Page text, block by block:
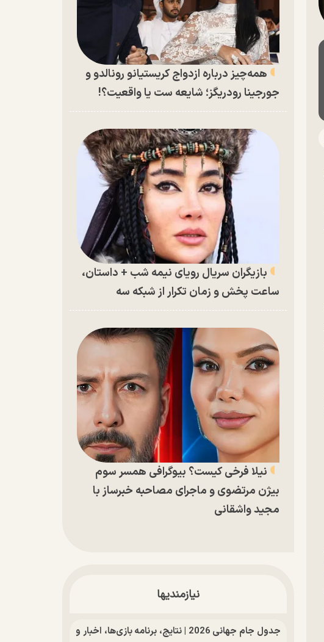
همه‌چیز درباره ازدواج کریستیانو رونالدو و
جورجینا رودریگز؛ شایعه ست یا واقعیت؟!
بازیگران سریال رویای نیمه شب + داستان،
ساعت پخش و زمان تکرار از شبکه سه
نیلا فرخی کیست؟ بیوگرافی همسر سوم
بیژن مرتضوی و ماجرای مصاحبه خبرساز با
مجید واشقانی
نیازمندیها
جدول جام جهانی 2026 | نتایج، برنامه بازی‌ها، اخبار و